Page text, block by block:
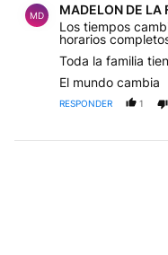
MD MADELON DE LA
Los tiempos
horarios
Toda la familia
El mundo cambia
RESPONDER 1